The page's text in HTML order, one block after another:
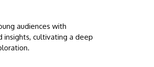
audiences with
insights, cultivating a deep